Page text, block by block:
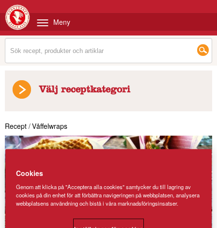
Meny
Välj receptkategori
Recept /Våffelwraps
Cookies
Genom att klicka på "Acceptera alla cookies" samtycker du till lagring av
cookies på din enhet för att förbättra navigeringen på webbplatsen, analysera
webbplatsens användning och bistå i våra marknadsföringsinsatser.